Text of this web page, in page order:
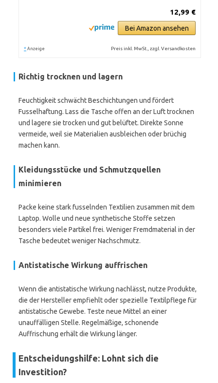
12,99 €
Bei Amazon ansehen
* Anzeige Preis inkl. MwSt., zzgl. Versandkosten
Richtig trocknen und lagern
Feuchtigkeit schwächt Beschichtungen und fördert
Fusselhaftung. Lass die Tasche offen an der Luft trocknen
und lagere sie trocken und gut belüftet. Direkte Sonne
vermeide, weil sie Materialien ausbleichen oder brüchig
machen kann.
Kleidungsstücke und Schmutzquellen
minimieren
Packe keine stark fusselnden Textilien zusammen mit dem
Laptop. Wolle und neue synthetische Stoffe setzen
besonders viele Partikel frei. Weniger Fremdmaterial in der
Tasche bedeutet weniger Nachschmutz.
Antistatische Wirkung auffrischen
Wenn die antistatische Wirkung nachlässt, nutze Produkte,
die der Hersteller empfiehlt oder spezielle Textilpflege für
antistatische Gewebe. Teste neue Mittel an einer
unauffälligen Stelle. Regelmäßige, schonende
Auffrischung erhält die Wirkung länger.
Entscheidungshilfe: Lohnt sich die
Investition?